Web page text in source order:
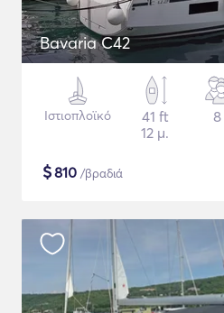
Bavaria C42
Ιστιοπλοϊκό
41 ft
12 μ.
8
$810 /βραδιά